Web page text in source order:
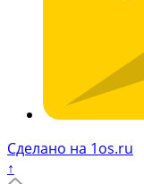
Сделано на 1os.ru
↑